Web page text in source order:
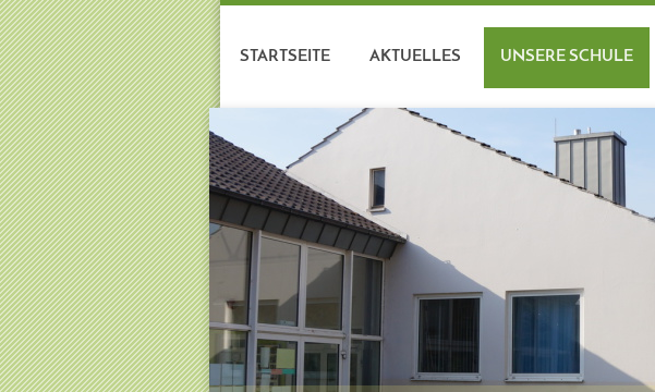
STARTSEITE AKTUELLES UNSERE SCHULE